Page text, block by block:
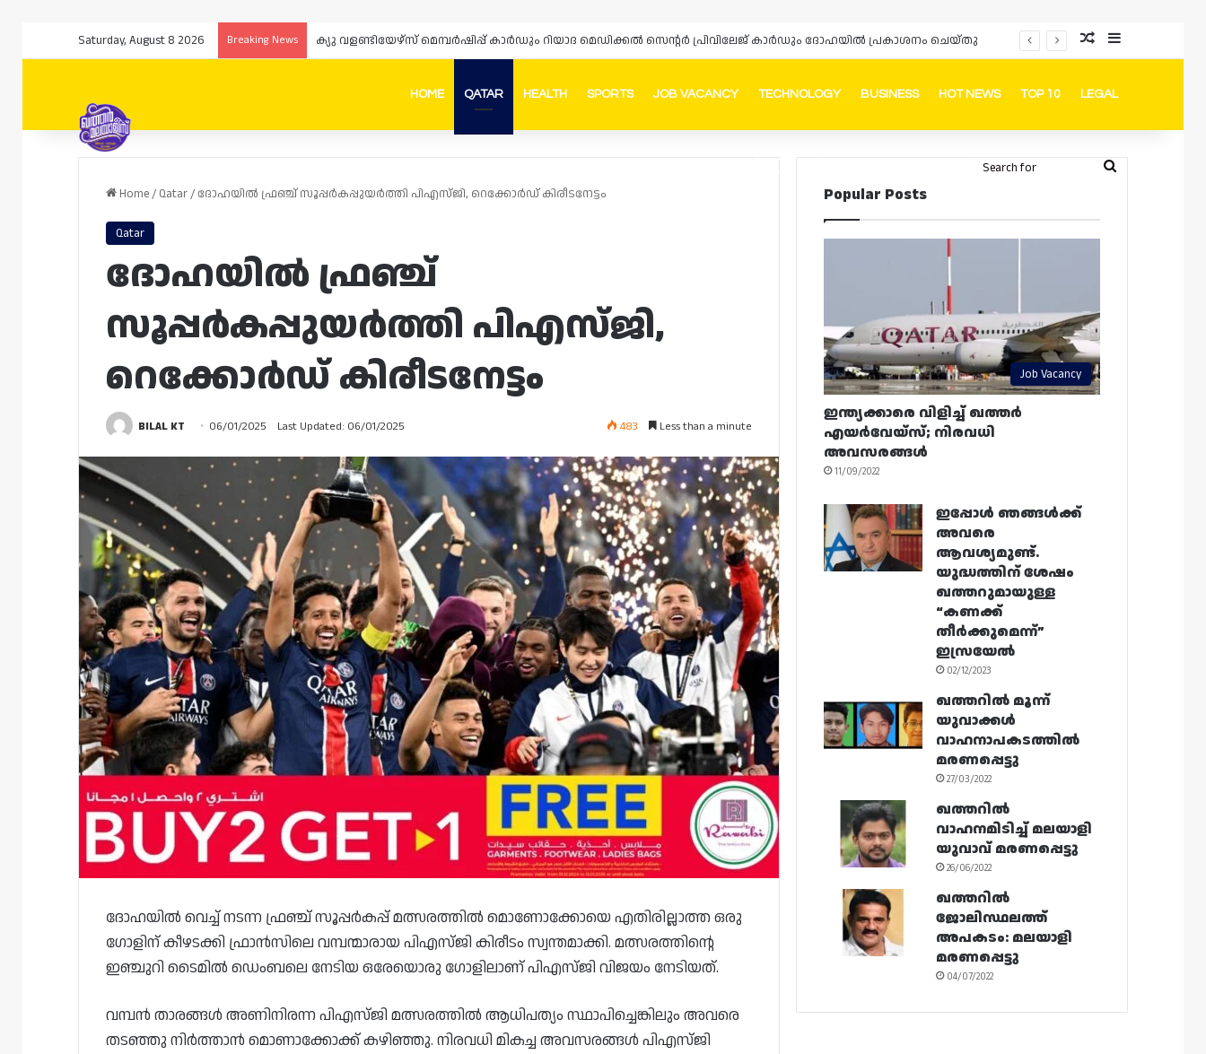
Saturday, August 8 2026 Breaking News Random Article
Sidebar
HOME QATAR HEALTH SPORTS JOB VACANCY TECHNOLOGY BUSINESS HOT NEWS TOP 10 LEGAL
FacebookInstagram
Telegram
Whatsapp Random Article
Switch skin
Search
Home/ Qatar/ദോഹയിൽ ഫ്രഞ്ച് സൂപ്പർകപ്പുയർത്തി പിഎസ്‌ജി, റെക്കോർഡ് കിരീടനേട്ടം
Qatar
ദോഹയിൽ ഫ്രഞ്ച്
സൂപ്പർകപ്പുയർത്തി പിഎസ്‌ജി,
റെക്കോർഡ് കിരീടനേട്ടം
BILAL KT 06/01/2025 Last Updated: 06/01/2025 483 Less than a minute
ദോഹയിൽ വെച്ച് നടന്ന ഫ്രഞ്ച് സൂപ്പർകപ്പ് മത്സരത്തിൽ മൊണോക്കോയെ എതിരില്ലാത്ത ഒരു
ഗോളിന് കീഴടക്കി ഫ്രാൻസിലെ വമ്പന്മാരായ പിഎസ്‌ജി കിരീടം സ്വന്തമാക്കി. മത്സരത്തിന്റെ
ഇഞ്ചുറി ടൈമിൽ ഡെംബലെ നേടിയ ഒരേയൊരു ഗോളിലാണ് പിഎസ്‌ജി വിജയം നേടിയത്.
വമ്പൻ താരങ്ങൾ അണിനിരന്ന പിഎസ്‌ജി മത്സരത്തിൽ ആധിപത്യം സ്ഥാപിച്ചെങ്കിലും അവരെ
തടഞ്ഞു നിർത്താൻ മൊണാക്കോക്ക് കഴിഞ്ഞു. നിരവധി മികച്ച അവസരങ്ങൾ പിഎസ്‌ജി
Popular Posts
Job Vacancy
ഇന്ത്യക്കാരെ വിളിച്ച് ഖത്തർ
എയർവേയ്‌സ്; നിരവധി
അവസരങ്ങൾ
11/09/2022
ഇപ്പോൾ ഞങ്ങൾക്ക്
അവരെ
ആവശ്യമുണ്ട്.
യുദ്ധത്തിന് ശേഷം
ഖത്തറുമായുള്ള
“കണക്ക്
തീർക്കുമെന്ന്”
ഇസ്രയേൽ
02/12/2023
ഖത്തറിൽ മൂന്ന്
യുവാക്കൾ
വാഹനാപകടത്തിൽ
മരണപ്പെട്ടു
27/03/2022
ഖത്തറിൽ
വാഹനമിടിച്ച് മലയാളി
യുവാവ് മരണപ്പെട്ടു
26/06/2022
ഖത്തറിൽ
ജോലിസ്ഥലത്ത്
അപകടം: മലയാളി
മരണപ്പെട്ടു
04/07/2022